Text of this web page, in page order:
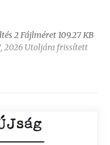
2 Fájlméret 109.27 KB
2026 Utoljára frissített